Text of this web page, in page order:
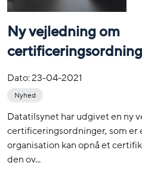
Ny vejledning om
Dato:23-04-2021
Nyhed
Datatilsynet har udgivet en ny
certificeringsordninger, som er
organisation kan opnå et
den ov...